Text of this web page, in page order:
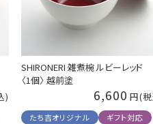
SHIRONERI 雑煮椀 ルビーレッド
〈1個〉 越前塗
6,600
たち吉オリジナル
ギフト対応